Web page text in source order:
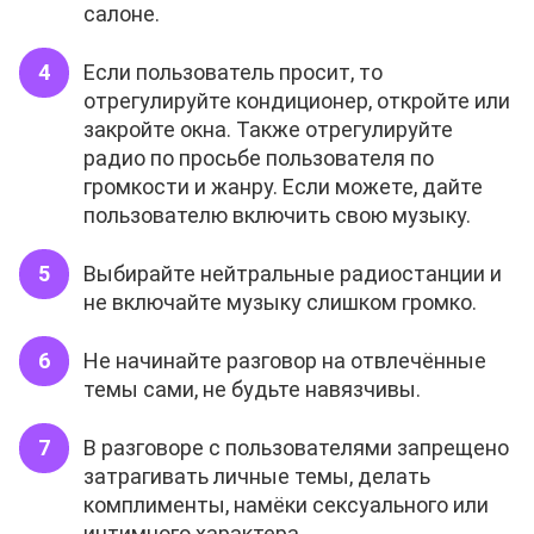
салоне.
Если пользователь просит, то
отрегулируйте кондиционер, откройте или
закройте окна. Также отрегулируйте
радио по просьбе пользователя по
громкости и жанру. Если можете, дайте
пользователю включить свою музыку.
Выбирайте нейтральные радиостанции и
не включайте музыку слишком громко.
Не начинайте разговор на отвлечённые
темы сами, не будьте навязчивы.
В разговоре с пользователями запрещено
затрагивать личные темы, делать
комплименты, намёки сексуального или